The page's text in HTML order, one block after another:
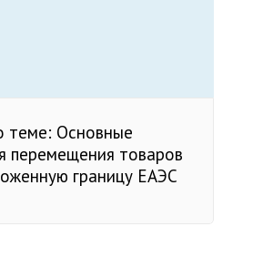
теме: Основные
перемещения товаров
границу ЕАЭС